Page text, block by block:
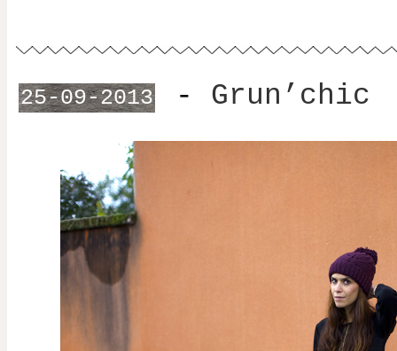
25-09-2013 - Grun’chic